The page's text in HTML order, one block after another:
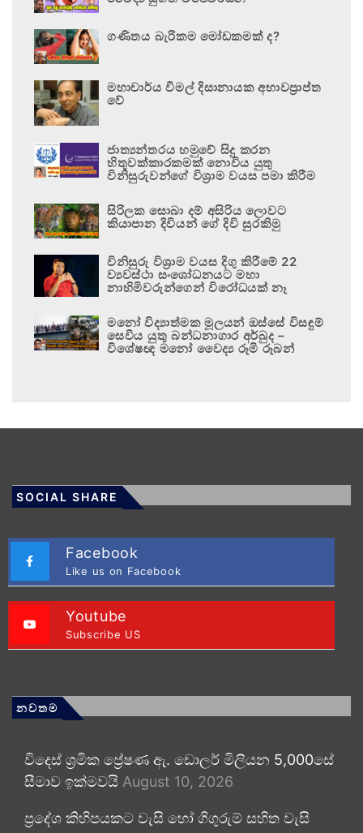
ගණිතය බැරිකම මෝඩකමක් ද?
මහාචාර්ය විමල් දිසානායක අභාවප්‍රාප්ත
වේ
ජාත්‍යන්තරය හමුවේ සිදු කරන
හිතුවක්කාරකමක් නොවිය යුතු
විනිසුරුවන්ගේ විශ්‍රාම වයස පමා කිරීම
සිරිලක සොබා දම් අසිරිය ලොවට
කියාපාන දිවියන් ගේ දිවි සුරකිමු
විනිසුරු විශ්‍රාම වයස දිගු කිරීමේ 22
ව්‍යවස්ථා සංශෝධනයට මහා
නාහිමිවරුන්ගෙන් විරෝධයක් නෑ
මනෝ විද්‍යාත්මක මූලයන් ඔස්සේ විසඳුම්
සෙවිය යුතු බන්ධනාගාර අර්බුද –
විශේෂඥ මනෝ වෛද්‍ය රූමි රූබන්
SOCIAL SHARE
Facebook
Like us on Facebook
Youtube
Subscribe US
නවතම
විදෙස් ශ්‍රමික ප්‍රේෂණ ඇ. ඩොලර් මිලියන 5,000සේ
සීමාව ඉක්මවයි August 10, 2026
ප්‍රදේශ කිහිපයකට වැසි හෝ ගිගුරුම් සහිත වැසි